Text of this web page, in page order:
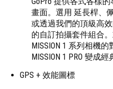
畫面。選用 延長桿、
或透過我們的頂級高
的自訂拍攝套件組合
MISSION 1 系列相機
MISSION 1 PRO 變成
GPS + 效能圖標